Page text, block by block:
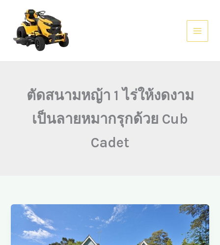
content
ตัดสนามหญ้า 1 ไร่ให้งดงาม
เป็นลายหมากรุกด้วย Cub
Cadet